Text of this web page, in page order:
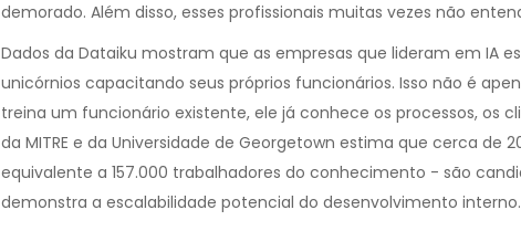
demorado. Além disso, esses profissionais muitas vezes não
Dados da Dataiku mostram que as empresas que lideram em IA
unicórnios capacitando seus próprios funcionários. Isso não é
treina um funcionário existente, ele já conhece os processos, os
da MITRE e da Universidade de Georgetown estima que cerca de
equivalente a 157.000 trabalhadores do conhecimento - são
demonstra a escalabilidade potencial do desenvolvimento interno.